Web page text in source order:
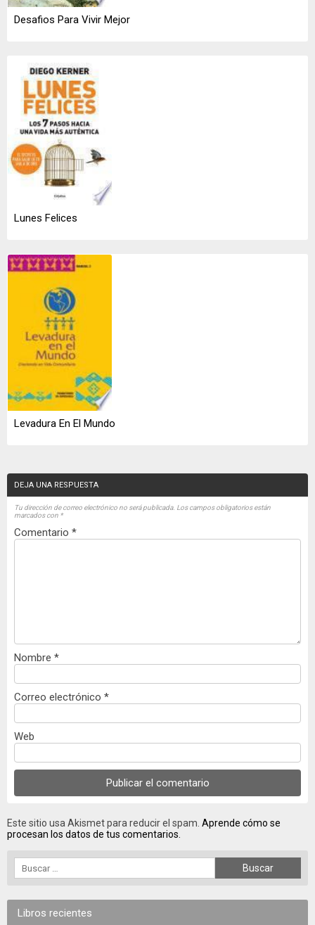
Desafios Para Vivir Mejor
Lunes Felices
Levadura En El Mundo
DEJA UNA RESPUESTA
Tu dirección de correo electrónico no será publicada. Los campos obligatorios están
marcados con *
Comentario *
Nombre *
Correo electrónico *
Web
Este sitio usa Akismet para reducir el spam. Aprende cómo se
procesan los datos de tus comentarios.
Libros recientes